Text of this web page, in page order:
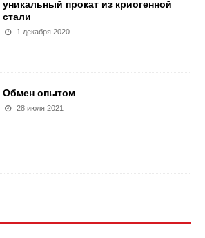
уникальный прокат из криогенной
стали
1 декабря 2020
Обмен опытом
28 июля 2021